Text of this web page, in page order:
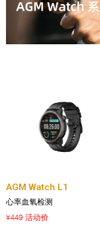
AGM Watch L1
心率血氧检测
¥449 活动价